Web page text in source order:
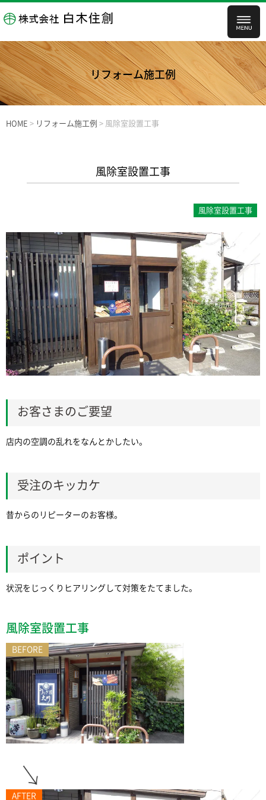
リフォーム施工例
HOME > リフォーム施工例 > 風除室設置工事
風除室設置工事
風除室設置工事
お客さまのご要望
店内の空調の乱れをなんとかしたい。
受注のキッカケ
昔からのリピーターのお客様。
ポイント
状況をじっくりヒアリングして対策をたてました。
風除室設置工事
BEFORE
AFTER